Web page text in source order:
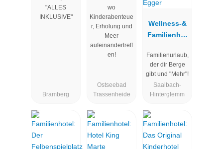
bär
"ALLES
INKLUSIVE"
Bramberg
wo
Kinderabenteue
r, Erholung und
Meer
aufeinandertreff
en!
Ostseebad
Trassenheide
Wellness-&
Familienhot
Familienurlaub,
der dir Berge
gibt und "Mehr"!
Saalbach-
Hinterglemm